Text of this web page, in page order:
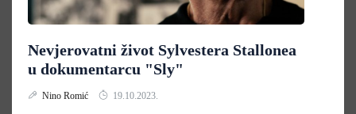
Nevjerovatni život Sylvestera Stallonea
u dokumentarcu "Sly"
Nino Romić 19.10.2023.